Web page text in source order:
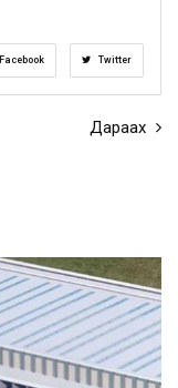
Facebook Twitter
Дараах